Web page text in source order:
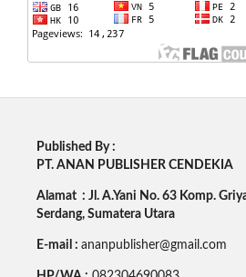
Published By :
PT. ANAN PUBLISHER CENDEKIA
Alamat : Jl. A.Yani No. 63 Komp.
Serdang, Sumatera Utara
E-mail : ananpublisher@gmail.com